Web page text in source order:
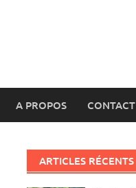
A PROPOS CONTACT
ARTICLES RÉCENTS